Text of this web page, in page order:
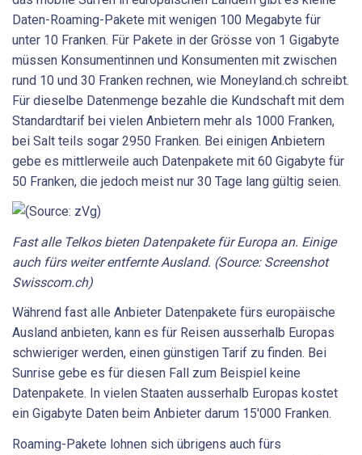
Daten-Roaming-Pakete mit wenigen 100 Megabyte für
unter 10 Franken. Für Pakete in der Grösse von 1 Gigabyte
müssen Konsumentinnen und Konsumenten mit zwischen
rund 10 und 30 Franken rechnen, wie Moneyland.ch schreibt.
Für dieselbe Datenmenge bezahle die Kundschaft mit dem
Standardtarif bei vielen Anbietern mehr als 1000 Franken,
bei Salt teils sogar 2950 Franken. Bei einigen Anbietern
gebe es mittlerweile auch Datenpakete mit 60 Gigabyte für
50 Franken, die jedoch meist nur 30 Tage lang gültig seien.
Fast alle Telkos bieten Datenpakete für Europa an. Einige
auch fürs weiter entfernte Ausland. (Source: Screenshot
Swisscom.ch)
Während fast alle Anbieter Datenpakete fürs europäische
Ausland anbieten, kann es für Reisen ausserhalb Europas
schwieriger werden, einen günstigen Tarif zu finden. Bei
Sunrise gebe es für diesen Fall zum Beispiel keine
Datenpakete. In vielen Staaten ausserhalb Europas kostet
ein Gigabyte Daten beim Anbieter darum 15'000 Franken.
Roaming-Pakete lohnen sich übrigens auch fürs